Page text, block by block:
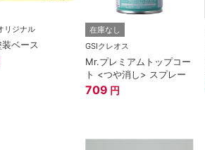
リジナル
ベース
在庫なし
GSIクレオス
Mr.プレミアムトップコー
ト <つや消し> スプレー
709 円